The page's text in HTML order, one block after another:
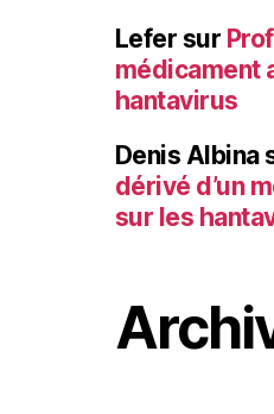
Lefer sur
médicament
hantavirus
Denis Albina
dérivé d’un
sur les